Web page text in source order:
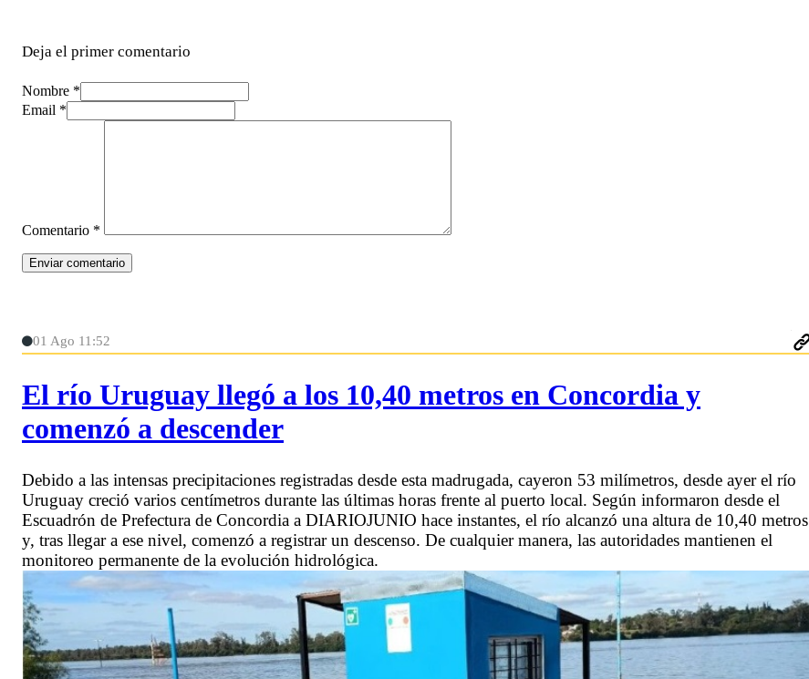
Deja el primer comentario
Nombre *
Email *
Comentario *
01 Ago 11:52
El río Uruguay llegó a los 10,40 metros en Concordia y
comenzó a descender
Debido a las intensas precipitaciones registradas desde esta madrugada, cayeron 53 milímetros, desde ayer el río
Uruguay creció varios centímetros durante las últimas horas frente al puerto local. Según informaron desde el
Escuadrón de Prefectura de Concordia a DIARIOJUNIO hace instantes, el río alcanzó una altura de 10,40 metros
y, tras llegar a ese nivel, comenzó a registrar un descenso. De cualquier manera, las autoridades mantienen el
monitoreo permanente de la evolución hidrológica.